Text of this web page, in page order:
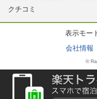
クチコミ
表示モー
会社情報
©